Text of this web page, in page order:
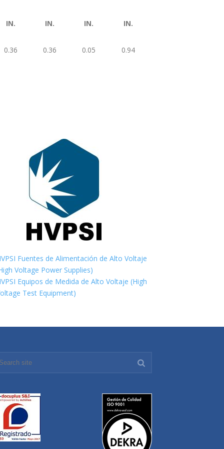
IN. IN. IN. IN.
0.36 0.36 0.05 0.94
Fuentes de Alimentación de Alto Voltaje
Voltage Power Supplies)
Equipos de Medida de Alto Voltaje (High
Test Equipment)